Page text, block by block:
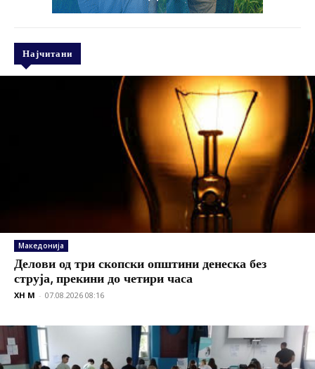
Најчитани
Македонија
Делови од три скопски општини денеска без
струја, прекини до четири часа
XH M - 07.08.2026 08:16